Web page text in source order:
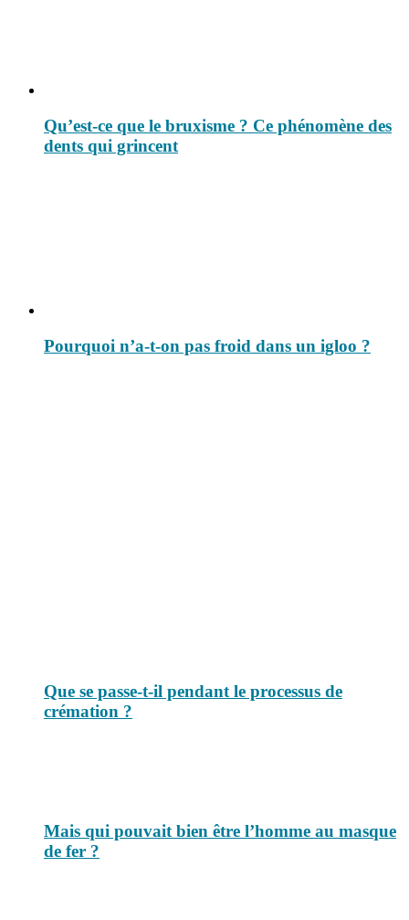
Qu’est-ce que le bruxisme ? Ce phénomène des
dents qui grincent
Pourquoi n’a-t-on pas froid dans un igloo ?
Que se passe-t-il pendant le processus de
crémation ?
Mais qui pouvait bien être l’homme au masque
de fer ?